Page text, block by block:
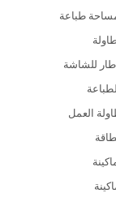
طباعة
للشاشة
العمل